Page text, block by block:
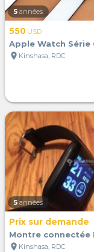
5 années
550 USD
Apple Watch Série
location_on Kinshasa, RDC
5 années
Prix sur demande
Montre connectée
location_on Kinshasa, RDC